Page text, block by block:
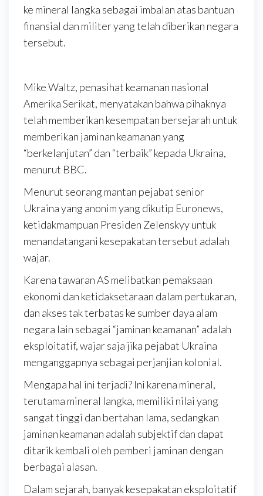
ke mineral langka sebagai imbalan atas bantuan
finansial dan militer yang telah diberikan negara
tersebut.
Mike Waltz, penasihat keamanan nasional
Amerika Serikat, menyatakan bahwa pihaknya
telah memberikan kesempatan bersejarah untuk
memberikan jaminan keamanan yang
“berkelanjutan” dan “terbaik” kepada Ukraina,
menurut BBC.
Menurut seorang mantan pejabat senior
Ukraina yang anonim yang dikutip Euronews,
ketidakmampuan Presiden Zelenskyy untuk
menandatangani kesepakatan tersebut adalah
wajar.
Karena tawaran AS melibatkan pemaksaan
ekonomi dan ketidaksetaraan dalam pertukaran,
dan akses tak terbatas ke sumber daya alam
negara lain sebagai “jaminan keamanan” adalah
eksploitatif, wajar saja jika pejabat Ukraina
menganggapnya sebagai perjanjian kolonial.
Mengapa hal ini terjadi? Ini karena mineral,
terutama mineral langka, memiliki nilai yang
sangat tinggi dan bertahan lama, sedangkan
jaminan keamanan adalah subjektif dan dapat
ditarik kembali oleh pemberi jaminan dengan
berbagai alasan.
Dalam sejarah, banyak kesepakatan eksploitatif